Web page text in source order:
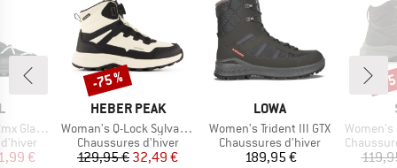
Waterproof
réduit
€
MARQUE
HEBER PEAK
Article
Woman's Q-Lock SylvaHe. Winter WP Boots
Product group
Chaussures d'hiver
Prix
129,95 €Prix réduit
32,49 €
Remise
-75 %
MARQUE
LOWA
Article
Women's Trident III GTX
Product group
Chaussures d'hiver
Prix
189,95 €
Article
Women's
Product
-